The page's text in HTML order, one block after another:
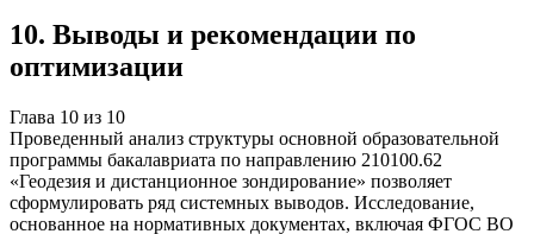
10. Выводы и рекомендации по
оптимизации
Глава 10 из 10
Проведенный анализ структуры основной образовательной
программы бакалавриата по направлению 210100.62
«Геодезия и дистанционное зондирование» позволяет
сформулировать ряд системных выводов. Исследование,
основанное на нормативных документах, включая ФГОС ВО